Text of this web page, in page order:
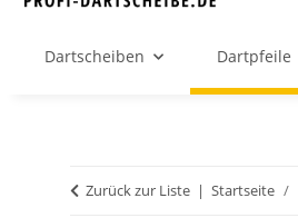
Dartscheiben Dartpfeile
Zurück zur Liste Startseite